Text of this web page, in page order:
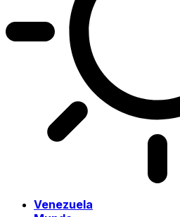
Venezuela